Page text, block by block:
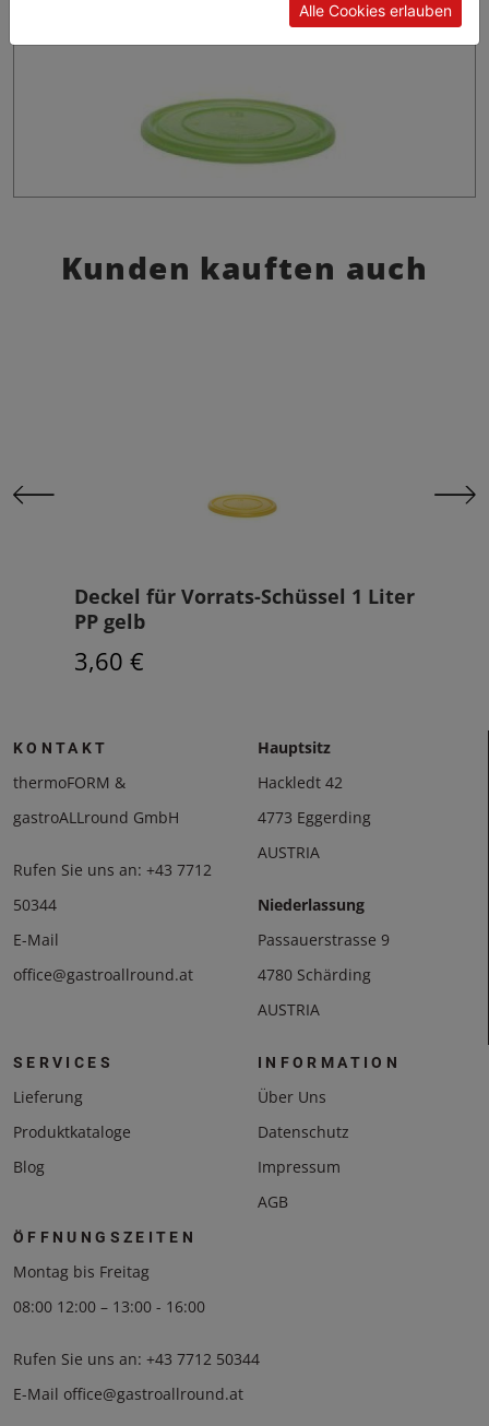
Kunden kauften auch
Deckel für Vorrats-Schüssel 1 Liter
PP gelb
3,60 €
KONTAKT
thermoFORM &
gastroALLround GmbH
Rufen Sie uns an: +43 7712
50344
E-Mail
office@gastroallround.at
Hauptsitz
Hackledt 42
4773 Eggerding
AUSTRIA
Niederlassung
Passauerstrasse 9
4780 Schärding
AUSTRIA
SERVICES
Lieferung
Produktkataloge
Blog
INFORMATION
Über Uns
Datenschutz
Impressum
AGB
ÖFFNUNGSZEITEN
Montag bis Freitag
08:00 12:00 – 13:00 - 16:00
Rufen Sie uns an: +43 7712 50344
E-Mail office@gastroallround.at
Alle Cookies erlauben